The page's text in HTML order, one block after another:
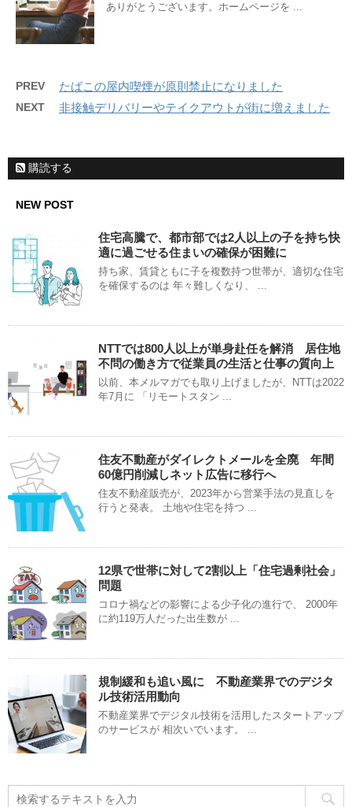
ありがとうございます。ホームページを ...
PREV たばこの屋内喫煙が原則禁止になりました
NEXT 非接触デリバリーやテイクアウトが街に増えました
購読する
NEW POST
住宅高騰で、都市部では2人以上の子を持ち快
適に過ごせる住まいの確保が困難に
持ち家、賃貸ともに子を複数持つ世帯が、適切な住宅
を確保するのは 年々難しくなり、 ...
NTTでは800人以上が単身赴任を解消 居住地
不問の働き方で従業員の生活と仕事の質向上
以前、本メルマガでも取り上げましたが、NTTは2022
年7月に 「リモートスタン ...
住友不動産がダイレクトメールを全廃 年間
60億円削減しネット広告に移行へ
住友不動産販売が、2023年から営業手法の見直しを
行うと発表。 土地や住宅を持つ ...
12県で世帯に対して2割以上「住宅過剰社会」
問題
コロナ禍などの影響による少子化の進行で、 2000年
に約119万人だった出生数が ...
規制緩和も追い風に 不動産業界でのデジタ
ル技術活用動向
不動産業界でデジタル技術を活用したスタートアップ
のサービスが 相次いでいます。 ...